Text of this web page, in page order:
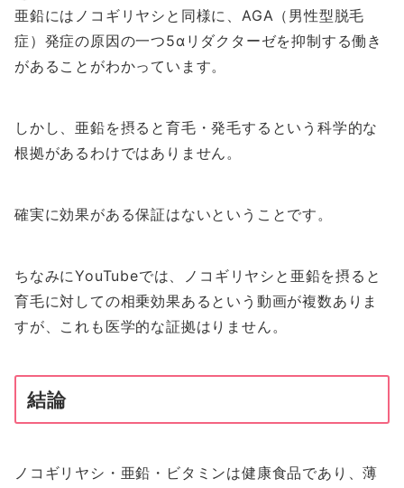
亜鉛にはノコギリヤシと同様に、AGA（男性型脱毛
症）発症の原因の一つ5αリダクターゼを抑制する働き
があることがわかっています。
しかし、亜鉛を摂ると育毛・発毛するという科学的な
根拠があるわけではありません。
確実に効果がある保証はないということです。
ちなみにYouTubeでは、ノコギリヤシと亜鉛を摂ると
育毛に対しての相乗効果あるという動画が複数ありま
すが、これも医学的な証拠はりません。
結論
ノコギリヤシ・亜鉛・ビタミンは健康食品であり、薄